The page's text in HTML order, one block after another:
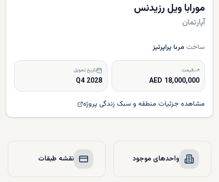
مورابا ویل رزیدنس
آپارتمان
ساخت مربا پراپرتیز
قیمت
18,000,000 AED
تاریخ تحویل
Q4 2028
مشاهده جزئیات منطقه و سبک زندگی پروژه
واحدهای موجود نقشه طبقات